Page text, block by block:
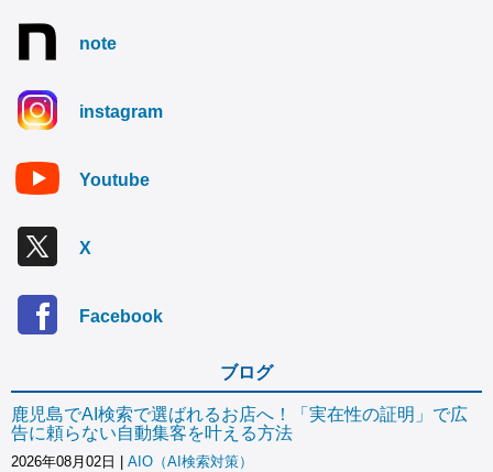
note
instagram
Youtube
X
Facebook
ブログ
鹿児島でAI検索で選ばれるお店へ！「実在性の証明」で広
告に頼らない自動集客を叶える方法
2026年08月02日 AIO（AI検索対策）